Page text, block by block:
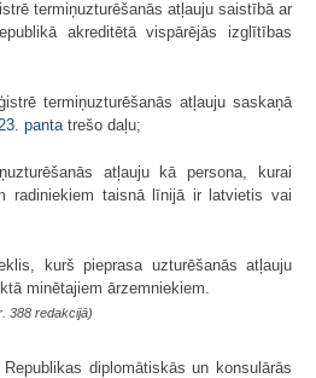
termiņuzturēšanās atļauju saistībā ar
akreditētā vispārējās izglītības
termiņuzturēšanās atļauju saskaņā
23. panta trešo daļu;
atļauju kā persona, kurai
radiniekiem taisnā līnijā ir latvietis vai
kurš pieprasa uzturēšanās atļauju
minētajiem ārzemniekiem.
388 redakcijā)
diplomātiskās un konsulārās